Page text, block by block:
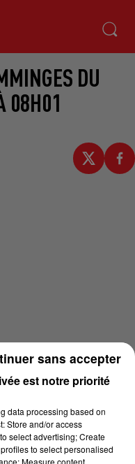
DU
08H01
est notre priorité
data processing based on
Store and/or access
select advertising; Create
to select personalised
Measure content
sans accepter